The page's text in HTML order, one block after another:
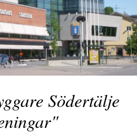
Södertälje